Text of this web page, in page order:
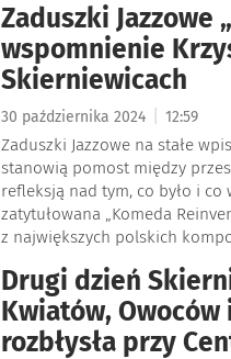
Zaduszki Jazzowe
wspomnienie
Skierniewicach
30 października 2024 12:59
Zaduszki Jazzowe na stałe
stanowią pomost między
refleksją nad tym, co było i co
zatytułowana „Komeda
z największych polskich
Drugi dzień
Kwiatów, Owoców
rozbłysła przy